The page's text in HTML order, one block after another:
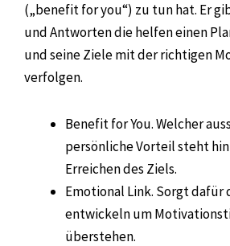
(„benefit for you“) zu tun hat. Er
und Antworten die helfen einen
und seine Ziele mit der richtigen
verfolgen.
Benefit for You. Welcher
persönliche Vorteil steht
Erreichen des Ziels.
Emotional Link. Sorgt dafür
entwickeln um
überstehen.